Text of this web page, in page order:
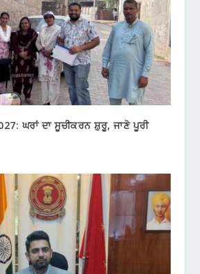
ਘਰਾਂ ਦਾ ਸੂਚੀਕਰਨ ਸ਼ੁਰੂ, ਜਾਣੋ ਪੂਰੀ